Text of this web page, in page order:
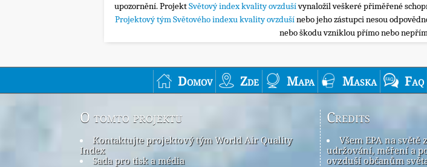
upozornění. ProjektSvětový index kvality ovzdušívynaložil veškeré přiměřené
Projektový tým Světového indexu kvality ovzdušínebo jeho zástupci nesou
nebo škodu vzniklou přímo nebo
Domov Zde Mapa Maska Faq
O tomto projektu
Kontaktujte projektový tým World Air Quality
Index
Sada pro tisk a média
Credits
Všem EPA na
udržování, měření a
ovzduší občanům